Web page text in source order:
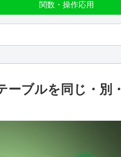
関数・操作応用
ブルを同じ・別